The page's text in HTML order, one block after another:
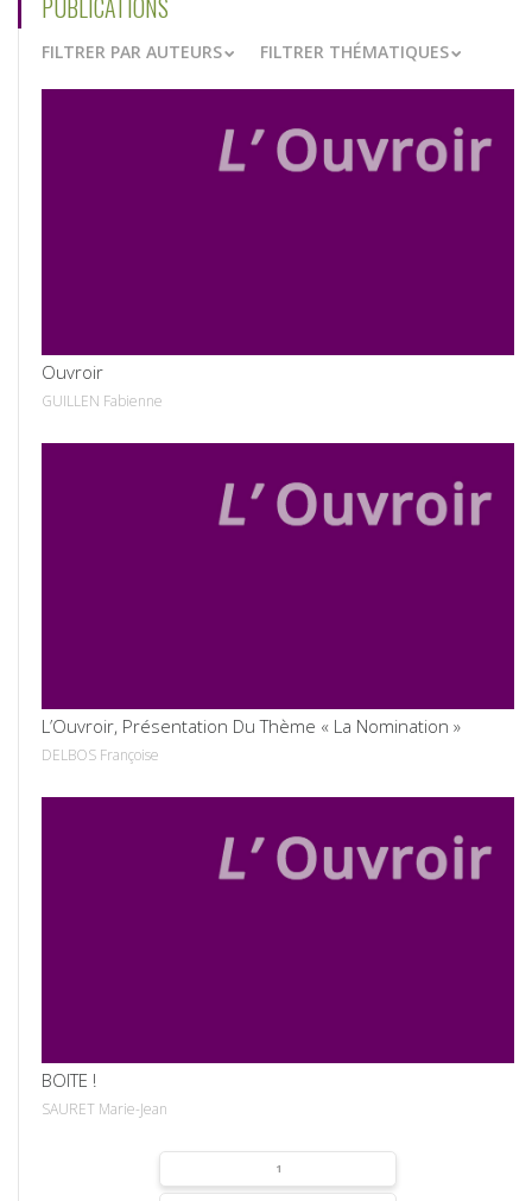
PUBLICATIONS
FILTRER PAR AUTEURS FILTRER THÉMATIQUES
Ouvroir
GUILLEN Fabienne
L’Ouvroir, Présentation Du Thème « La Nomination »
DELBOS Françoise
BOITE !
SAURET Marie-Jean
1